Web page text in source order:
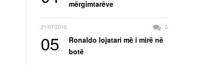
mërgimtarëve
21/07/2016 0
05
Ronaldo lojatari më i mirë në
botë